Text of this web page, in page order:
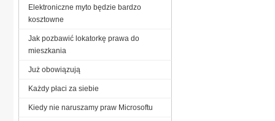
Elektroniczne myto będzie bardzo
kosztowne
Jak pozbawić lokatorkę prawa do
mieszkania
Już obowiązują
Każdy płaci za siebie
Kiedy nie naruszamy praw Microsoftu